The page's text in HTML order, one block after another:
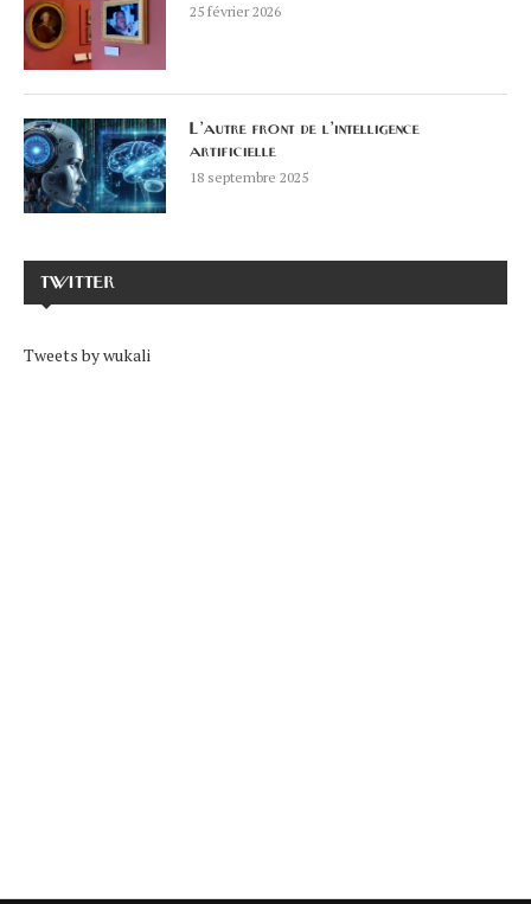
25 février 2026
L’autre front de l’intelligence
artificielle
18 septembre 2025
TWITTER
Tweets by wukali